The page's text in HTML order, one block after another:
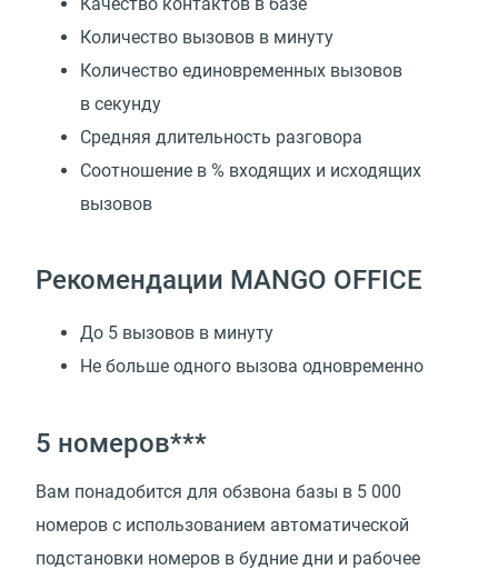
Количество вызовов в минуту
Количество единовременных вызовов
в секунду
Средняя длительность разговора
Соотношение в % входящих и исходящих
вызовов
Рекомендации MANGO OFFICE
До 5 вызовов в минуту
Не больше одного вызова одновременно
5 номеров***
Вам понадобится для обзвона базы в 5 000
номеров с использованием автоматической
подстановки номеров в будние дни и рабочее